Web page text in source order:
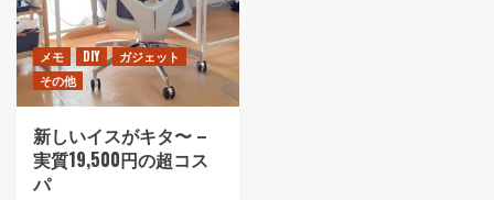
メモ DIY
ガジェット
その他
新しいイスがキタ〜 –
実質19,500円の超コス
パ